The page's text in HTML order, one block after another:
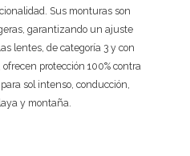
Sus monturas son
garantizando un ajuste
lentes, de categoría 3 y con
protección 100% contra
sol intenso, conducción,
y montaña.